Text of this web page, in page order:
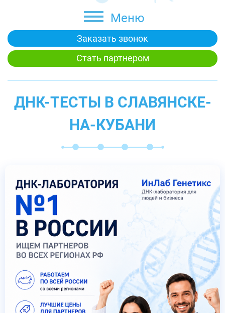
Меню
Заказать звонок
Стать партнером
ДНК-ТЕСТЫ В СЛАВЯНСКЕ-
НА-КУБАНИ